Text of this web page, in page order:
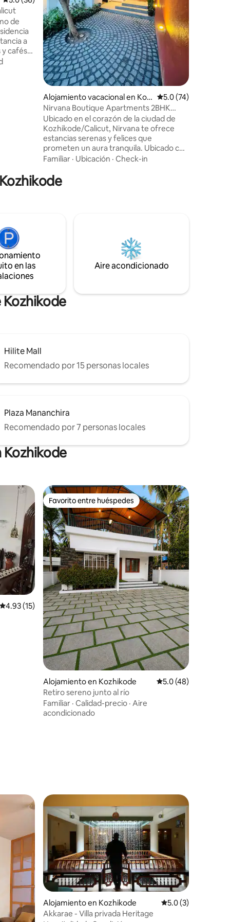
de
a
y cafés
de
Alojamiento vacacional en Koz
hikode
Calificación
5.0 (74)
Nirvana Boutique Apartments 2BHK
ambiente urbano (1)
Ubicado en el corazón de la ciudad de
Kozhikode/Calicut, Nirvana te ofrece
estancias serenas y felices que
prometen un aura tranquila. Ubicado con
buen gusto y convenientemente cerca
centros comerciales y las delicias más
apreciadas de la ciudad, estas casas a
esta hermosa casa es muy espaciosa y
está totalmente equipada con todo lo
necesario para una estancia cómoda.
Familiar · Ubicación · Check-in
en las
Aire acondicionado
Hilite Mall
Recomendado por 15 personas locales
Plaza Mananchira
Recomendado por 7 personas locales
Kozhikode
Calificación promedio: 4.93 de 5, 15 reseñas
4.93 (15)
Favorito entre huéspedes
Favorito entre huéspedes
Alojamiento en Kozhikode Calificación
5.0 (48)
Retiro sereno junto al río
Familiar · Calidad-precio · Aire
acondicionado
Alojamiento en Kozhikode Calificación
5.0 (3)
Akkarae - Villa privada Heritage